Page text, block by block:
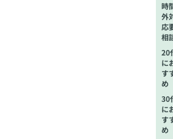
時
外
応
相
20
に
す
め
30
に
す
め